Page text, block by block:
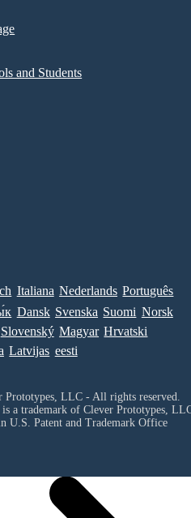
and Students
Italiana Nederlands Português
Dansk Svenska Suomi Norsk
Slovenský Magyar Hrvatski
Latvijas eesti
LLC - All rights reserved.
a trademark of Clever Prototypes,
U.S. Patent and Trademark Office